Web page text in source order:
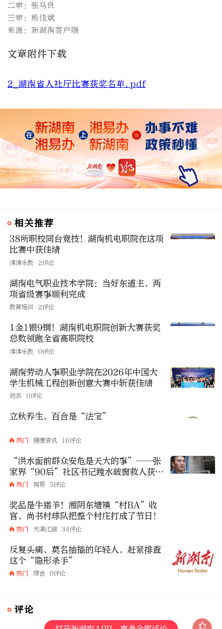
二审：张马良
三审：熊佳斌
来源：新湖南客户端
文章附件下载
2_湖南省人社厅比赛获奖名单.pdf
相关推荐
38所职校同台竞技！湖南机电职院在这项
比赛中获佳绩
津津乐教 2评论
湖南电气职业技术学院：当好东道主，两
项省级赛事顺利完成
教育培训 2评论
1金1银9铜！湖南机电职院创新大赛获奖
总数领跑全省高职院校
津津乐教 0评论
湖南劳动人事职业学院在2026年中国大
学生机械工程创新创意大赛中斩获佳绩
动态 0评论
立秋养生，百合是“法宝”
热门 健康资讯 16评论
“洪水面前群众安危是天大的事”——张
家界“90后”社区书记蹚水破窗救人获全
网点赞
热门 视界 5评论
奖品是牛猪羊！湘阴东塘镇“村BA”收
官，尚书村球队把整个村庄打成了节日！
热门 大美江湖 34评论
反复头痛、莫名抽搐的年轻人，赶紧排查
这个“隐形杀手”
热门 综合 0评论
评论